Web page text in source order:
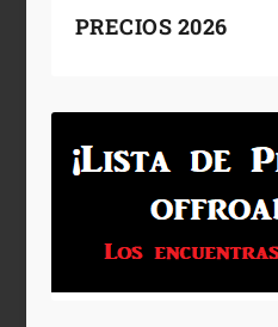
PRECIOS 2026